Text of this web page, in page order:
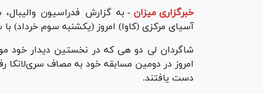
خبرگزاری میزان - به گزارش فدراسیون
آسیای مرکزی (کاوا) امروز (یکشنبه سوم خرداد)
امروز در دومین مسابقه خود به مصاف
دست یافتند.